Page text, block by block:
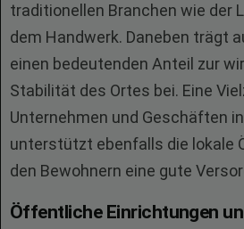
traditionellen Branchen wie der
dem Handwerk. Daneben trägt
einen bedeutenden Anteil zur
Stabilität des Ortes bei. Eine
Unternehmen und Geschäften
unterstützt ebenfalls die lokale
den Bewohnern eine gute
Öffentliche Einrichtungen